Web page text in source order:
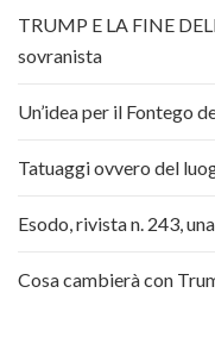
TRUMP E LA FINE
sovranista
Un’idea per il Fontego
Tatuaggi ovvero del
Esodo, rivista n. 243,
Cosa cambierà con